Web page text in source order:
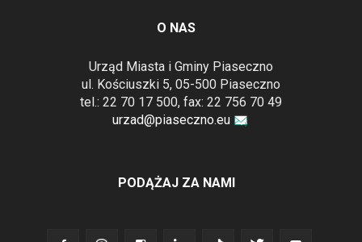
O NAS
Urząd Miasta i Gminy Piaseczno
ul. Kościuszki 5, 05-500 Piaseczno
tel.: 22 70 17 500, fax: 22 756 70 49
urzad@piaseczno.eu
PODĄŻAJ ZA NAMI